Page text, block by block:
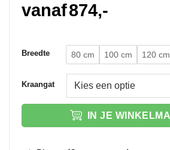
vanaf874,-
Breedte 80 cm 100 cm 120 cm
Kraangat
IN JE